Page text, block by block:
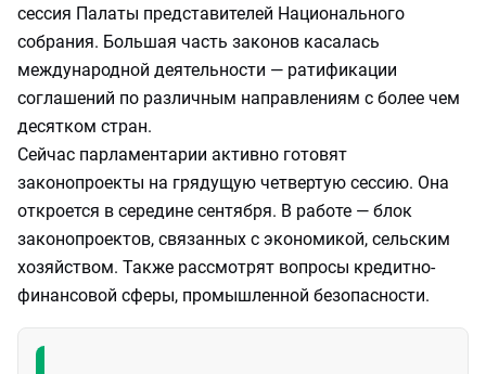
сессия Палаты представителей Национального
собрания. Большая часть законов касалась
международной деятельности — ратификации
соглашений по различным направлениям с более чем
десятком стран.
Сейчас парламентарии активно готовят
законопроекты на грядущую четвертую сессию. Она
откроется в середине сентября. В работе — блок
законопроектов, связанных с экономикой, сельским
хозяйством. Также рассмотрят вопросы кредитно-
финансовой сферы, промышленной безопасности.